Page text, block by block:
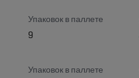
Упаковок в паллете
9
Упаковок в паллете